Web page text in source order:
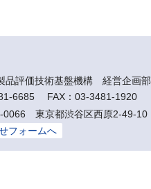
品評価技術基盤機構 経営企画
6685 FAX：03-3481-1920
0066 東京都渋谷区西原2-49-10
フォームへ